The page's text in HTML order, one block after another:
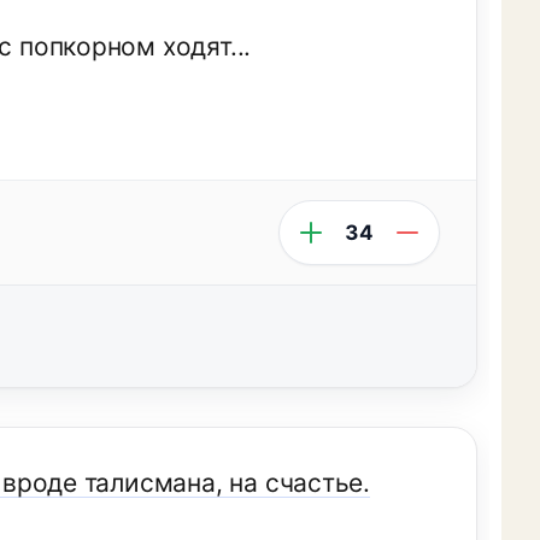
попкорном ходят...
34
талисмана, на счастье.